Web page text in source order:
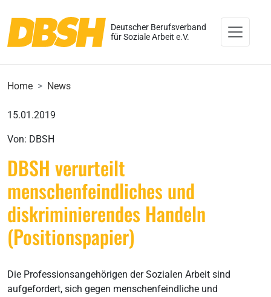
Deutscher Berufsverband
für Soziale Arbeit e.V.
Home News
15.01.2019
Von: DBSH
DBSH verurteilt
menschenfeindliches und
diskriminierendes Handeln
(Positionspapier)
Die Professionsangehörigen der Sozialen Arbeit sind
aufgefordert, sich gegen menschenfeindliche und